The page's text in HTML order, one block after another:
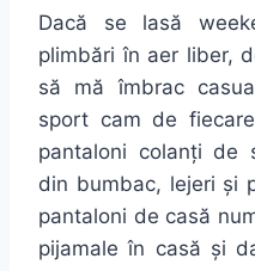
Dacă se lasă
plimbări în aer liber,
să mă îmbrac
sport cam de
pantaloni colanți de
din bumbac, lejeri și
pantaloni de casă
pijamale în casă și